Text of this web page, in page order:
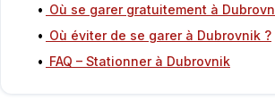
Où se garer gratuitement à
Où éviter de se garer à Dubrovnik ?
FAQ – Stationner à Dubrovnik